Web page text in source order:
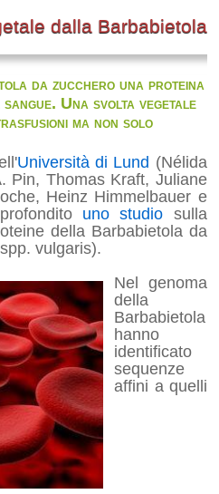
dalla Barbabietola
da zucchero una proteina
Una svolta vegetale
ma non solo
Università di Lund (Nélida
Pin, Thomas Kraft, Juliane
Heinz Himmelbauer e
uno studio sulla
della Barbabietola da
spp. vulgaris).
Nel genoma
della
Barbabietola
hanno
identificato
sequenze
affini a quelli